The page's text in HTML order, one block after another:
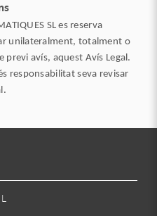
SL es reserva
unilateralment, totalment o
previ avís, aquest Avís Legal.
responsabilitat seva revisar